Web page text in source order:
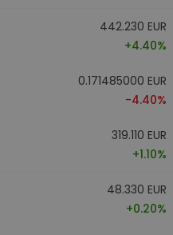
442.230 EUR
+4.40%
0.171485000 EUR
-4.40%
319.110 EUR
+1.10%
48.330 EUR
+0.20%